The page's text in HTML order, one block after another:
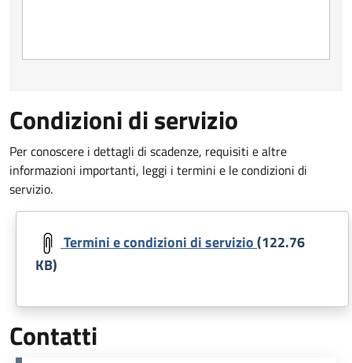
Condizioni di servizio
Per conoscere i dettagli di scadenze, requisiti e altre
informazioni importanti, leggi i termini e le condizioni di
servizio.
Document
Termini e condizioni di servizio(122.76
KB)
Contatti